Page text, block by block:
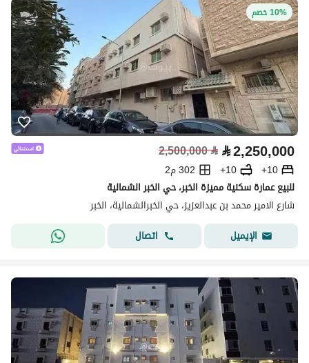
10% خصم
⃁2,250,000
⃁
2,500,000
10+
10+
302 م2
للبيع عمارة سكنية مميزة الخبر، حي الخبر الشمالية
شارع الامير محمد بن عبدالعزيز، حي الخبرالشمالية، الخبر
الإيميل
اتصال